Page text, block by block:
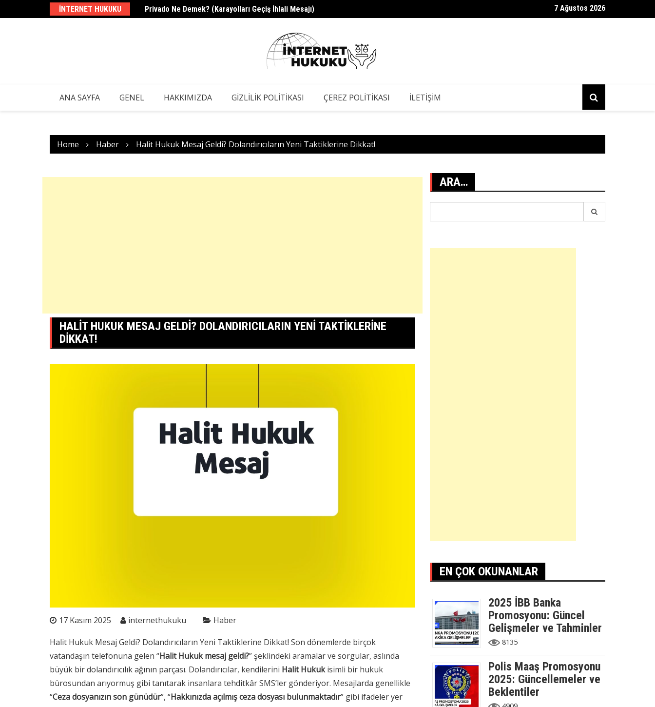
to
INTERNET HUKUKU Privado Ne Demek? (Karayolları Geçiş İhlali Mesajı) 7 Ağustos 2026
ANA SAYFA GENEL HAKKIMIZDA GIZLILIK POLITIKASI ÇEREZ POLITIKASI İLETIŞIM
Home Haber Halit Hukuk Mesaj Geldi? Dolandırıcıların Yeni Taktiklerine Dikkat!
HALIT HUKUK MESAJ GELDI? DOLANDIRICILARIN YENI TAKTIKLERINE
DIKKAT!
17 Kasım 2025 internethukuku Haber
Halit Hukuk Mesaj Geldi? Dolandırıcıların Yeni Taktiklerine Dikkat! Son dönemlerde birçok
vatandaşın telefonuna gelen “Halit Hukuk mesaj geldi?” şeklindeki aramalar ve sorgular, aslında
büyük bir dolandırıcılık ağının parçası. Dolandırıcılar, kendilerini Halit Hukukisimli bir hukuk
bürosundan arıyormuş gibi tanıtarak insanlara tehditkâr SMS’ler gönderiyor. Mesajlarda genellikle
“Ceza dosyanızın son günüdür”, “Hakkınızda açılmış ceza dosyası bulunmaktadır” gibi ifadeler yer
ARA…
EN ÇOK OKUNANLAR
2025 İBB Banka
Promosyonu: Güncel
Gelişmeler ve Tahminler
8135
Polis Maaş Promosyonu
2025: Güncellemeler ve
Beklentiler